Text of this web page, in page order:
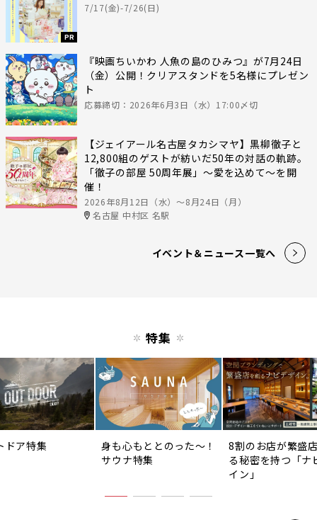
PR
7/17(金)-7/26(日)
『映画ちいかわ 人魚の島のひみつ』が7月24日
（金）公開！クリアスタンドを5名様にプレゼン
ト
応募締切：2026年6月3日（水）17:00〆切
【ジェイアール名古屋タカシマヤ】黒柳徹子と
12,800組のゲストが紡いだ50年の対話の軌跡。
「徹子の部屋 50周年展」～愛を込めて～を開
催！
2026年8月12日（水）〜8月24日（月）
名古屋 中村区 名駅
イベント＆ニュース一覧へ
特集
ドア特集
身も心もととのった〜！
サウナ特集
8割のお店が繁盛
る秘密を持つ「ナ
イン」